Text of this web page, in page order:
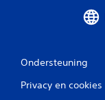
Ondersteuning
Privacy en cookies